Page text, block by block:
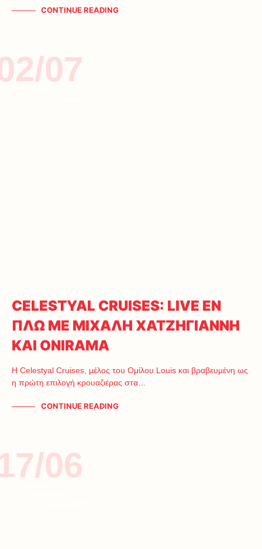
CONTINUE READING
07
CELESTYAL CRUISES: LIVE ΕΝ
ΠΛΩ ΜΕ ΜΙΧΑΛΗ ΧΑΤΖΗΓΙΑΝΝΗ
ΚΑΙ ONIRAMA
Η Celestyal Cruises, μέλος του Ομίλου Louis και βραβευμένη ως
η πρώτη επιλογή κρουαζιέρας στα…
CONTINUE READING
06